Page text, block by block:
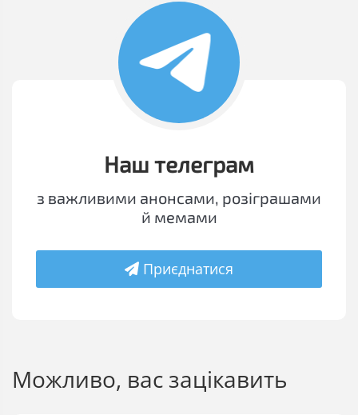
Наш телеграм
з важливими анонсами, розіграшами
й мемами
Приєднатися
Можливо, вас зацікавить